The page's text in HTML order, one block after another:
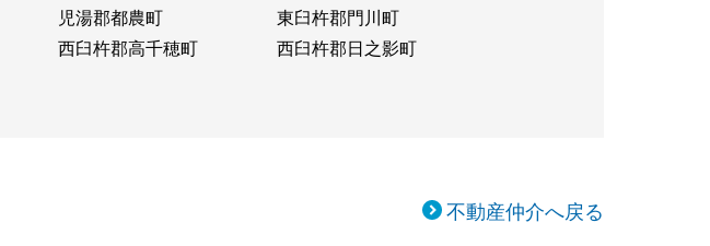
児湯郡都農町
東臼杵郡門川町
西臼杵郡高千穂町
西臼杵郡日之影町
不動産仲介へ戻る